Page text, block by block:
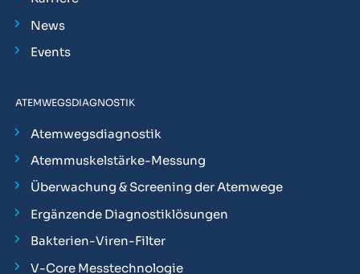
News
Events
ATEMWEGSDIAGNOSTIK
Atemwegsdiagnostik
Atemmuskelstärke-Messung
Überwachung & Screening der Atemwege
Ergänzende Diagnostiklösungen
Bakterien-Viren-Filter
V-Core Messtechnologie